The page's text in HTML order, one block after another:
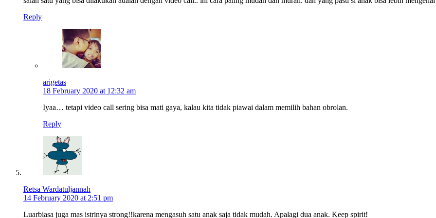
Reply
arigetas
18 February 2020 at 12:32 am
Iyaa… tetapi video call sering bisa mati gaya, kalau kita tidak piawai dalam memilih bahan obrolan.
Reply
Retsa Wardatuljannah
14 February 2020 at 2:51 pm
Luarbiasa juga mas istrinya strong!!karena mengasuh satu anak saja tidak mudah. Apalagi dua anak. Keep spirit!